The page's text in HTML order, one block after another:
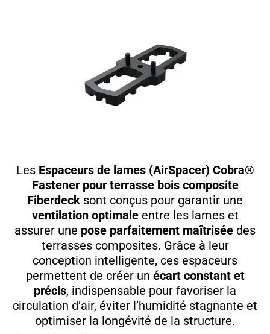
Les Espaceurs de lames (AirSpacer) Cobra®
Fastener pour terrasse bois composite
Fiberdeck sont conçus pour garantir une
ventilation optimaleentre les lames et
assurer une pose parfaitement maîtrisée des
terrasses composites. Grâce à leur
conception intelligente, ces espaceurs
permettent de créer un écart constant et
précis, indispensable pour favoriser la
circulation d’air, éviter l’humidité stagnante et
optimiser la longévité de la structure.